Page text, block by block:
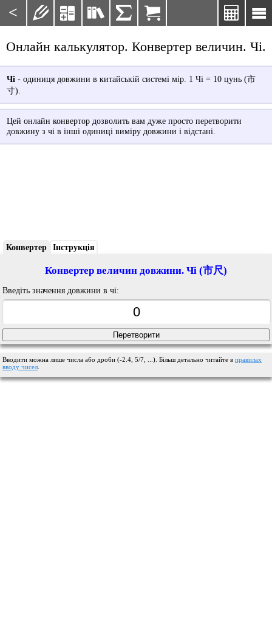
< 

    
Онлайн калькулятор. Конвертер величин. Чі.
Чі - одиниця довжини в китайській системі мір. 1 Чі = 10 цунь (市
寸).
Цей онлайн конвертор дозволить вам дуже просто перетворити
довжину з чі в інші одиниці виміру довжини і відстані.
Конвертер Інструкція
Конвертер величин довжини. Чі (市尺)
Введіть значення довжини в чі:
Вводити можна лише числа або дроби (-2.4, 5/7, ...). Більш детально читайте в правилах
вводу чисел